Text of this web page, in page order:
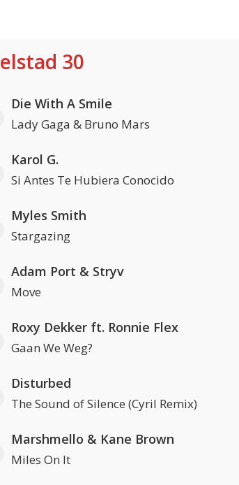
30
Die With A Smile
Lady Gaga & Bruno Mars
Karol G.
Si Antes Te Hubiera Conocido
Myles Smith
Stargazing
Adam Port & Stryv
Move
Roxy Dekker ft. Ronnie Flex
Gaan We Weg?
Disturbed
The Sound of Silence (Cyril Remix)
Marshmello & Kane Brown
Miles On It